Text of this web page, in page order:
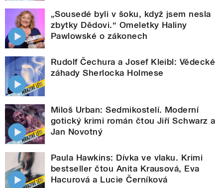
„Sousedé byli v šoku, když jsem nesla
zbytky Dědovi.“ Omeletky Haliny
Pawlowské o zákonech
Rudolf Čechura a Josef Kleibl: Vědecké
záhady Sherlocka Holmese
Miloš Urban: Sedmikostelí. Moderní
gotický krimi román čtou Jiří Schwarz a
Jan Novotný
Paula Hawkins: Dívka ve vlaku. Krimi
bestseller čtou Anita Krausová, Eva
Hacurová a Lucie Černíková